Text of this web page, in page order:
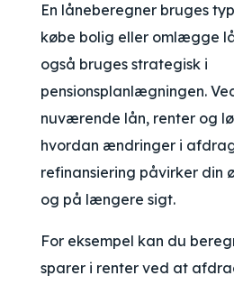
En låneberegner bruges
købe bolig eller omlægge
også bruges strategisk i
pensionsplanlægningen.
nuværende lån, renter og
hvordan ændringer i
refinansiering påvirker din
og på længere sigt.
For eksempel kan du
sparer i renter ved at